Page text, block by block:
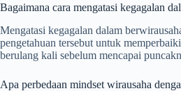
Bagaimana cara mengatasi kegagalan
Mengatasi kegagalan dalam
pengetahuan tersebut untuk
berulang kali sebelum mencapai
Apa perbedaan mindset wirausaha